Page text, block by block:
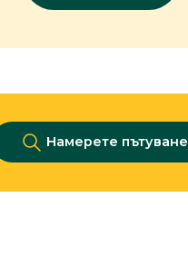
Намерете пътуване